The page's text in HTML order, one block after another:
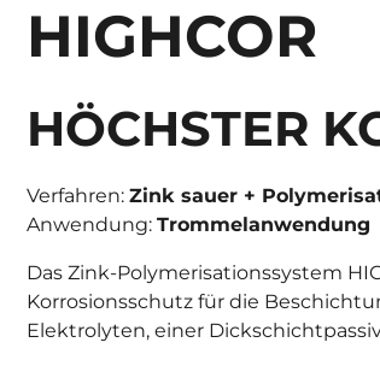
HIGHCOR
HÖCHSTER
Verfahren: Zink sauer +
Anwendung: Trommelanwendung
Das Zink-Polymerisationssystem
Korrosionsschutz für die
Elektrolyten, einer